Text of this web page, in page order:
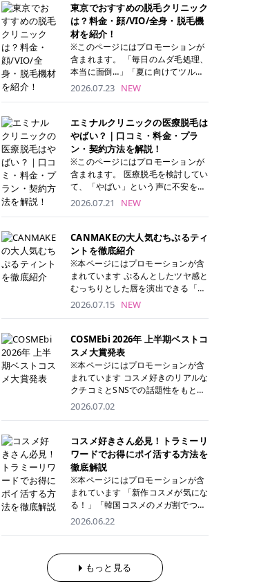
トナーパッドは洗顔後に肌をやさし
く拭き取ることで、古い角質や余分
な皮脂汚れをオフしながら、うるお
いを与えられるのが特徴✨ さらに、
気になる部分には数分のせて部分用
パックとしても使用できるため、1
両方を叶えられます。 韓国コスメブ
ランドを中心に人気を集めていまし
たが、現在では日本でも定番のスキ
ンケアアイテムとして幅広い世代に
愛用されています。 トナーパッドの
特徴 トナーパッドと拭き取り化粧水
の違い 「トナーパッド」と「拭き取
り化粧水」はどちらも洗顔後に使用
するスキンケアアイテムですが、使
い方や特徴に違いがあります。 トナ
ーパッドは、化粧水があらかじめパ
ッドに含まれているため、コットン
を用意する手間がなく、忙しい朝で
もサッと使えるのが魅力です。 ま
た、保湿成分を豊富に配合した商品
が多く、拭き取り後にそのまま部分
用パックとして使えるトナーパッド
も増えています。 一方、拭き取り化
粧水は液体タイプのため、コットン
整しやすく、お気に入りの化粧水を
使いたい方やコストを抑えて続けた
い方にもおすすめです。 トナーパッ
ドのメリット トナーパッドは、角質
ケア・保湿ケア・部分用パックまで
1枚で行える便利なスキンケアアイ
テムです。 ここでは、トナーパッド
す。 古い角質や皮脂汚れをやさしく
オフ トナーパッドを使用すること
で、洗顔だけでは落としきれない古
い角質や余分な皮脂汚れをやさしく
拭き取り、なめらかな肌へ整えま
す。 保湿ケアまで1枚でできる 保湿
成分を配合したトナーパッドなら、
ケアにもぴったりです。 部分パック
としても使える 多くのトナーパッド
は、乾燥が気になる頬や額、小鼻な
東京でおすすめの脱毛クリニック
は？料金・顔/VIO/全身・脱毛機
材を紹介！
※このページにはプロモーションが
含まれます。 「毎日のムダ毛処理、
本当に面倒…」「夏に向けてツルツ
ル肌になりたい！」 そう思って東京
べばいいの？と迷ってしまいますよ
ね。 この記事では、医療脱毛の基本
から、東京で特に通いやすいフレイ
アクリニック・レジーナクリニッ
ク・エミナルクリニック・リゼクリ
ニックの4院について、分かりやす
リニックを見つけて、面倒な自己処
理から卒業しちゃいましょう♪ クリ
ニック 全身＋VIO 全身＋VIO＋顔 特
徴 脱毛器 詳細 フレイアクリニック
52,800円(税込)/5回 94,600円(税
込)/5回 肌への負担に配慮しなが
ら、コストパフォーマンスも重視し
たい方に！ メディオスターモノリス
メディオスターNeXT PRO 公式サイ
ト> レジーナクリニック 52,800円
(税込)/5回 99,000円(税込)/5回 ジェ
ントルシリーズを選べるため、脱毛
機にこだわりたい方におすすめ！ ジ
ェントルマックスプロ ジェントルマ
ックスプロプラス ジェントルレーズ
プロ ソプラノチタニウム 公式サイ
ト> エミナルクリニック 49,500円
(税込)/6回 93,500円(税込)/6回 エミ
定！月々払いも安くて通いやすい ク
リスタルプロ 公式サイト> リゼクリ
ニック 109,800円(税込)/5回 144,80
0円(税込)/5回 毛質に合わせて脱毛
機を選択可能！有効期限も5年と長
くマイペースに通いやすい ラシャ
メディオスターNeXT PRO ジェント
ルYAGプロ 公式サイト> ｜そもそも
うの？ 脱毛を考えたときに、まず悩
むのが「医療脱毛とエステ脱毛、ど
2026.07.23 NEW
エミナルクリニックの医療脱毛は
やばい？｜口コミ・料金・プラ
ン・契約方法を解説！
※このページにはプロモーションが
含まれます。 医療脱毛を検討してい
て、「やばい」という声に不安を抱
える方も多いのではないでしょう
体系をはじめ、学生や友人同士でお
得になる割引キャンペーン、無料カ
ウンセリングから施術までの具体的
なステップを分かりやすく解説しま
す。 これから手軽に全身医療脱毛を
後までチェックして、ご自身にぴっ
ください！ クリニック 全身＋VIO
全身＋VIO＋顔 特徴 脱毛器 詳細 フ
レイアクリニック 52,800円(税込)/5
回 94,600円(税込)/5回 肌への負担
に配慮しながら、コストパフォーマ
ンスも重視したい方に！ メディオス
ターモノリス メディオスターNeXT
PRO 公式サイト> レジーナクリニッ
ク 52,800円(税込)/5回 99,000円(税
込)/5回 ジェントルシリーズを選べ
るため、脱毛機にこだわりたい方に
おすすめ！ ジェントルマックスプロ
ジェントルマックスプロプラス ジェ
ントルレーズプロ ソプラノチタニウ
ム 公式サイト> エミナルクリニック
49,500円(税込)/6回 93,500円(税
込)/6回 エミナルクリニックの始め
通いやすい クリスタルプロ 公式サ
イト> リゼクリニック 109,800円(税
2026.07.21 NEW
CANMAKEの大人気むちぷるティ
ントを徹底紹介
※本ページにはプロモーションが含
まれています ぷるんとしたツヤ感と
むっちりとした唇を演出できる「C
ANMAKE（キャンメイク）むちぷる
湿ケアも叶えられることから、SNS
でも話題の人気リップです。 「自分
にはどのカラーが似合う？」「イエ
ベ・ブルベ別のおすすめは？」と気
になっている方も多いのではないで
とともにご紹介！それぞれの色味や
なメイクに合うのかまで詳しく解説
します✨ ※メイクアップ効果による
CANMAKE むちぷるティントとは？
CANMAKE むちぷるティントは、テ
ィント・プランパー・保湿ケアを1
本で叶えるリップです。 するすると
塗れるなめらかなテクスチャーで、
縦ジワをカバーしながら、むっちり
としたツヤのある唇を演出します。
るため、乾燥しにくくデイリー使い
にもぴったり！ アイテム詳細を見る
2026.07.15 NEW
COSMEbi 2026年 上半期ベストコ
スメ大賞発表
※本ページにはプロモーションが含
まれています コスメ好きのリアルな
クチコミとSNSでの話題性をもとに
選出された、COSMEbi 2026年上半
た名品たちを、カテゴリ別にご紹介
します。 本記事では、2025年11月
～2026年4月までの半年間におい
て、COSMEbi内でのクチコミとSN
Sでの話題性を元に選出されたコス
メやスキンケアなどの化粧品を「総
国コスメ」に分けて1位～3位までを
ランキング形式で発表！ 2026年上
半期 総合大賞 AMUSE（アミュー
ズ）「 ジェルフィットグロス」 👑
「ジェルフィットグロス」の特徴 唇
2026.07.02
コスメ好きさん必見！トラミーリ
ワードでお得にポイ活する方法を
徹底解説
※本ページにはプロモーションが含
まれています 「新作コスメが気にな
る！」「韓国コスメのメガ割でつい
買いすぎてしまう……」 そんな美容
を少し工夫するだけでポイントを貯
められるため、コスメやスキンケア
にかかる費用を少しでも抑えたい方
2026.06.22
もっと見る